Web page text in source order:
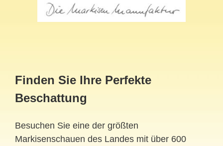
Finden Sie Ihre Perfekte
Beschattung
Besuchen Sie eine der größten
Markisenschauen des Landes mit über 600